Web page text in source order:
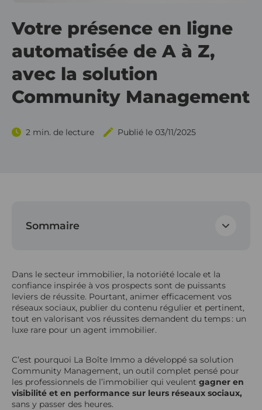
Gérez
Outils
Votre présence en ligne
automatisée de A à Z,
avec la solution
Community Management
2 min. de lecture Publié le 03/11/2025
Sommaire
NOUVEAU : Faites briller vos avis clients sur les réseaux
sociaux ! 💬
Dans le secteur immobilier, la notoriété locale et la
confiance inspirée à vos prospects sont de puissants
leviers de réussite. Pourtant, animer efficacement vos
réseaux sociaux, publier du contenu régulier et pertinent,
tout en valorisant vos réussites demandent du temps : un
luxe rare pour un agent immobilier.
C’est pourquoi La Boîte Immo a développé sa solution
Community Management, un outil complet pensé pour
les professionnels de l’immobilier qui veulent gagner en
visibilité et en performance sur leurs réseaux sociaux,
sans y passer des heures.